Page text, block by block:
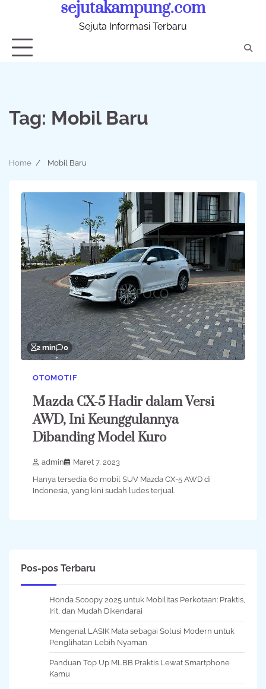
sejutakampung.com
Sejuta Informasi Terbaru
Tag: Mobil Baru
Home Mobil Baru
2 min 0
OTOMOTIF
Mazda CX-5 Hadir dalam Versi
AWD, Ini Keunggulannya
Dibanding Model Kuro
admin
Maret 7, 2023
Hanya tersedia 60 mobil SUV Mazda CX-5 AWD di
Indonesia, yang kini sudah ludes terjual.
Pos-pos Terbaru
Honda Scoopy 2025 untuk Mobilitas Perkotaan: Praktis,
Irit, dan Mudah Dikendarai
Mengenal LASIK Mata sebagai Solusi Modern untuk
Penglihatan Lebih Nyaman
Panduan Top Up MLBB Praktis Lewat Smartphone
Kamu